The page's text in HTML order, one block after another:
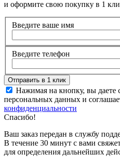
и оформите свою покупку в 1
Введите ваше имя
Введите телефон
Нажимая на кнопку, вы даете
персональных данных и
конфиденциальности
Спасибо!
Ваш заказ передан в службу
В течение 30 минут с вами
для определения дальнейших